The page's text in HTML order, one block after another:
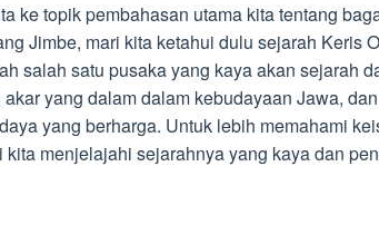
ke topik pembahasan utama kita tentang
Jimbe, mari kita ketahui dulu sejarah Keris
salah satu pusaka yang kaya akan sejarah
yang dalam dalam kebudayaan Jawa,
yang berharga. Untuk lebih memahami
kita menjelajahi sejarahnya yang kaya dan